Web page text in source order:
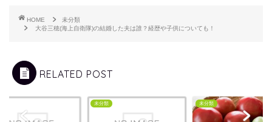
HOME
未分類
大谷三穂(海上自衛隊)の結婚した夫は誰？経歴や子供についても！
RELATED POST
未分類 未分類